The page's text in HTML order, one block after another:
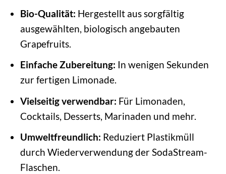
Bio-Qualität: Hergestellt aus sorgfältig
ausgewählten, biologisch angebauten
Grapefruits.
Einfache Zubereitung: In wenigen Sekunden
zur fertigen Limonade.
Vielseitig verwendbar: Für Limonaden,
Cocktails, Desserts, Marinaden und mehr.
Umweltfreundlich: Reduziert Plastikmüll
durch Wiederverwendung der SodaStream-
Flaschen.